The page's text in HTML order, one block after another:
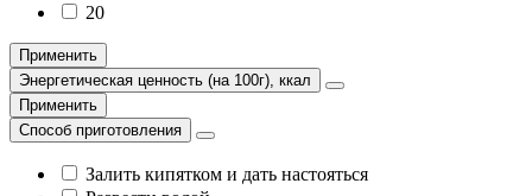
20
Применить
Энергетическая ценность (на 100г), ккал
Применить
Способ приготовления
Залить кипятком и дать настояться